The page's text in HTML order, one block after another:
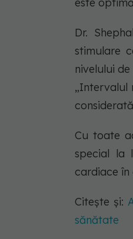
Dr.
stimulare
nivelului
„Intervalul
Cu toate
special la
cardiace
Citește și:
sănătate